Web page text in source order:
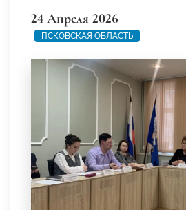
24 Апреля 2026
ПСКОВСКАЯ ОБЛАСТЬ